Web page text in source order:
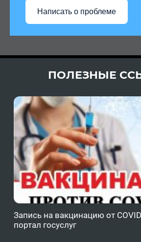
Написать о проблеме
ПОЛЕЗНЫЕ
Запись на вакцинацию от
портал госуслуг